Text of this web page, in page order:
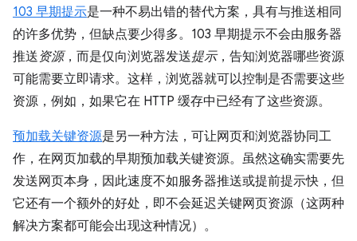
103 早期提示是一种不易出错的替代方案，具有与推送相同
的许多优势，但缺点要少得多。103 早期提示不会由服务器
推送资源，而是仅向浏览器发送提示，告知浏览器哪些资源
可能需要立即请求。这样，浏览器就可以控制是否需要这些
资源，例如，如果它在 HTTP 缓存中已经有了这些资源。
预加载关键资源是另一种方法，可让网页和浏览器协同工
作，在网页加载的早期预加载关键资源。虽然这确实需要先
发送网页本身，因此速度不如服务器推送或提前提示快，但
它还有一个额外的好处，即不会延迟关键网页资源（这两种
解决方案都可能会出现这种情况）。